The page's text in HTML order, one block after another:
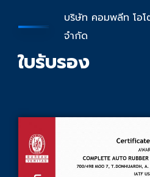
บริษัท คอมพลีท โอโ
จำกัด
ใบรับรอง